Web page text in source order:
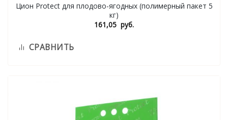
Цион Protect для плодово-ягодных (полимерный пакет 5
кг)
161,05 руб.
СРАВНИТЬ